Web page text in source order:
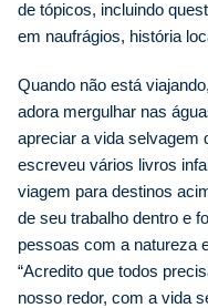
de tópicos, incluindo
em naufrágios, história
Quando não está
adora mergulhar nas
apreciar a vida selvagem
escreveu vários livros
viagem para destinos
de seu trabalho dentro e
pessoas com a natureza
“Acredito que todos
nosso redor, com a vida